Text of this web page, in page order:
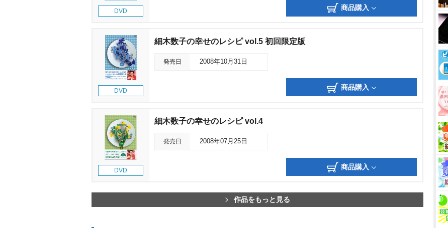
DVD 商品購入
DVD
細木数子の幸せのレシピ vol.5 初回限定版
発売日 2008年10月31日
商品購入
DVD
細木数子の幸せのレシピ vol.4
発売日 2008年07月25日
商品購入
作品をもっと見る